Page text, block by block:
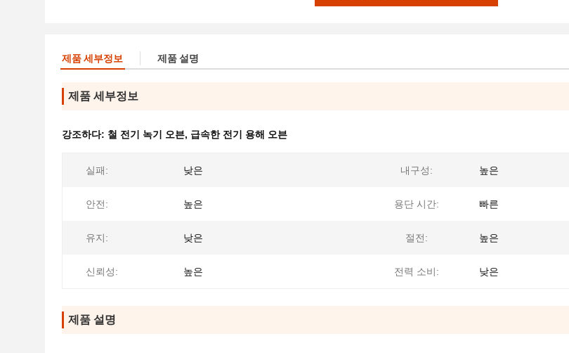
제품 세부정보 제품 설명
제품 세부정보
강조하다: 철 전기 녹기 오븐, 급속한 전기 용해 오븐
실패: 낮은 내구성: 높은
안전: 높은 용단 시간: 빠른
유지: 낮은 절전: 높은
신뢰성: 높은 전력 소비: 낮은
제품 설명